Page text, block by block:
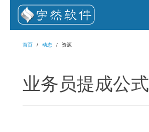
首页 动态 资源
业务员提成公式